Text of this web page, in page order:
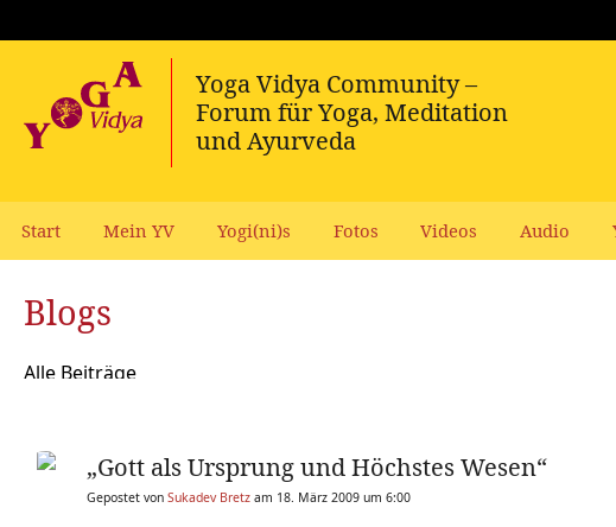
Start Mein YV Yogi(ni)s Fotos Videos Audio
Blogs
Alle Beiträge
„Gott als Ursprung und Höchstes Wesen“
Gepostet von Sukadev Bretz am 18. März 2009 um 6:00